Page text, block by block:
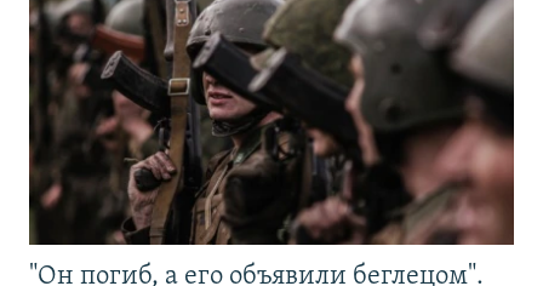
"Он погиб, а его объявили беглецом".